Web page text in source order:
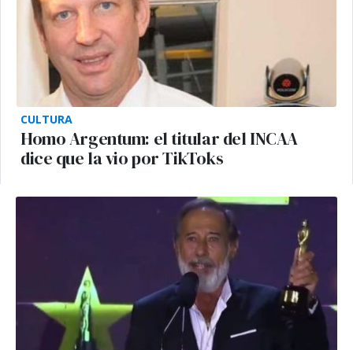
CULTURA
Homo Argentum: el titular del INCAA
dice que la vio por TikToks